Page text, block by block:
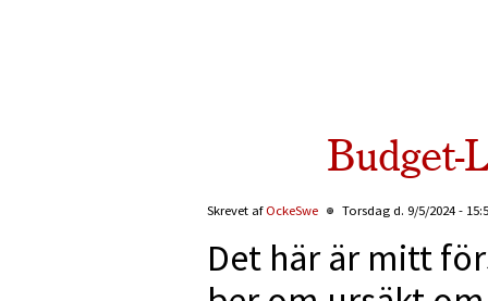
Budget-
Skrevet af OckeSwe Torsdag d. 9/5/2024 -
Det här är mitt